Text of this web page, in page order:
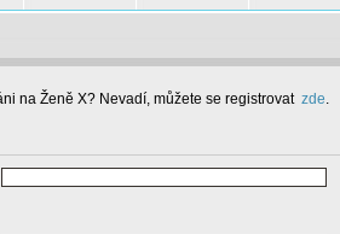
na Ženě X? Nevadí, můžete se registrovat zde.